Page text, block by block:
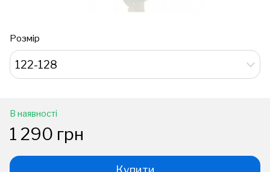
Розмір
122-128
В наявності
1 290 грн